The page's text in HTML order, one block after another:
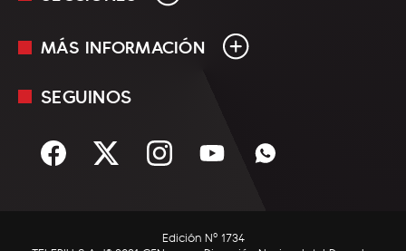
En Vivo
Sociedad
C5N Autos
MÁS INFORMACIÓN
Mediakit
Términos y condiciones
SEGUINOS
Edición Nº 1734